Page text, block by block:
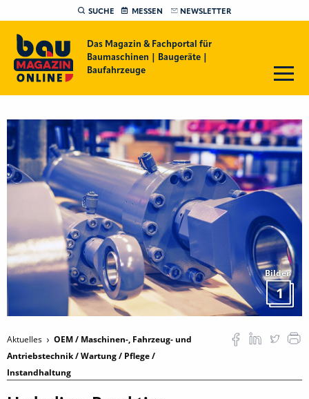
SUCHE MESSEN NEWSLETTER
Das Magazin & Fachportal für
Baumaschinen | Baugeräte |
Baufahrzeuge
Bilder
1
Aktuelles
OEM / Maschinen-, Fahrzeug- und
Antriebstechnik / Wartung / Pflege /
Instandhaltung